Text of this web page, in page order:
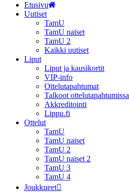
Etusivu
Uutiset
TamU
TamU naiset
TamU 2
Kaikki uutiset
Liput
Liput ja kausikortit
VIP-info
Ottelutapahtumat
Talkoot ottelutapahtumissa
Akkreditointi
Lippu.fi
Ottelut
TamU
TamU naiset
TamU 2
TamU naiset 2
TamU 3
TamU 4
Joukkueet